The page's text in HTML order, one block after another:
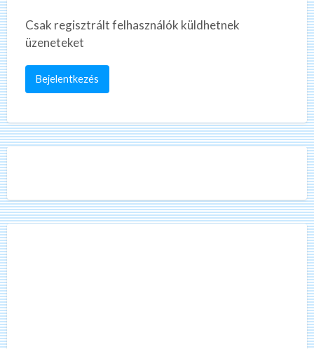
Csak regisztrált felhasználók küldhetnek
üzeneteket
Bejelentkezés